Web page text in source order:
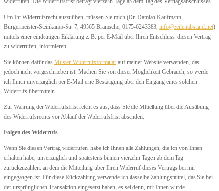
Um Ihr Widerrufsrecht auszuüben, müssen Sie mich (Dr. Damian Kaufmann,
Bürgermeister-Steinkamp-Str. 7, 49565 Bramsche, 0175-6243383, info@zeilenabstand.net)
mittels einer eindeutigen Erklärung z. B. per E-Mail über Ihren Entschluss, diesen Vertrag
zu widerrufen, informieren.
Sie können dafür das Muster-Widerrufsformular auf meiner Website verwenden, das
jedoch nicht vorgeschrieben ist. Machen Sie von dieser Möglichkeit Gebrauch, so werde
ich Ihnen unverzüglich per E-Mail eine Bestätigung über den Eingang eines solchen
Widerrufs übermitteln.
Zur Wahrung der Widerrufsfrist reicht es aus, dass Sie die Mitteilung über die Ausübung
des Widerrufsrechts vor Ablauf der Widerrufsfrist absenden.
Folgen des Widerrufs
Wenn Sie diesen Vertrag widerrufen, habe ich Ihnen alle Zahlungen, die ich von Ihnen
erhalten habe, unverzüglich und spätestens binnen vierzehn Tagen ab dem Tag
zurückzuzahlen, an dem die Mitteilung über Ihren Widerruf dieses Vertrags bei mir
eingegangen ist. Für diese Rückzahlung verwende ich dasselbe Zahlungsmittel, das Sie bei
der ursprünglichen Transaktion eingesetzt haben, es sei denn, mit Ihnen wurde